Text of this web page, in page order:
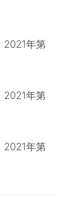
2021年第
2021年第
2021年第